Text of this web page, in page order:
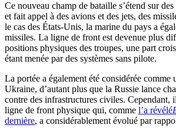
Ce nouveau champ de bataille s’étend sur
et fait appel à des avions et des jets, des
le cas des États-Unis, la marine du pays a
missiles. La ligne de front est devenue plus
positions physiques des troupes, une part
étant menée par des systèmes sans pilote.
La portée a également été considérée comme
Ukraine, d’autant plus que la Russie lance
contre des infrastructures civiles. Cependant,
ligne de front physique qui, comme l’a révélé
dernière, a considérablement évolué par